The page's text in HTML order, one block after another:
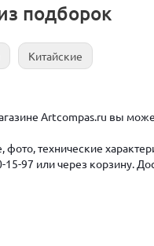
подборок
Китайские
Artcompas.ru вы
фото, технические
97 или через корзину.